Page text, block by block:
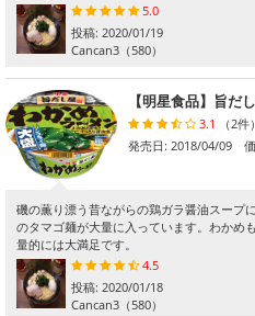
5.0
投稿: 2020/01/19
Cancan3 （580）
【明星食品】旨だ
3.1
（2件）
発売日: 2018/04/09
磯の薫り漂う昔ながらの鶏ガラ醤油スープ
のタマゴ麺が大量に入っています。わかめ
量的には大満足です。
4.5
投稿: 2020/01/18
Cancan3 （580）